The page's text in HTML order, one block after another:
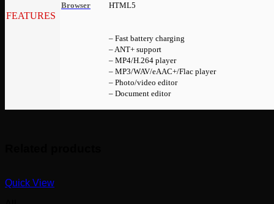
FEATURES
Browser HTML5
– Fast battery charging
– ANT+ support
– MP4/H.264 player
– MP3/WAV/eAAC+/Flac player
– Photo/video editor
– Document editor
Quick View